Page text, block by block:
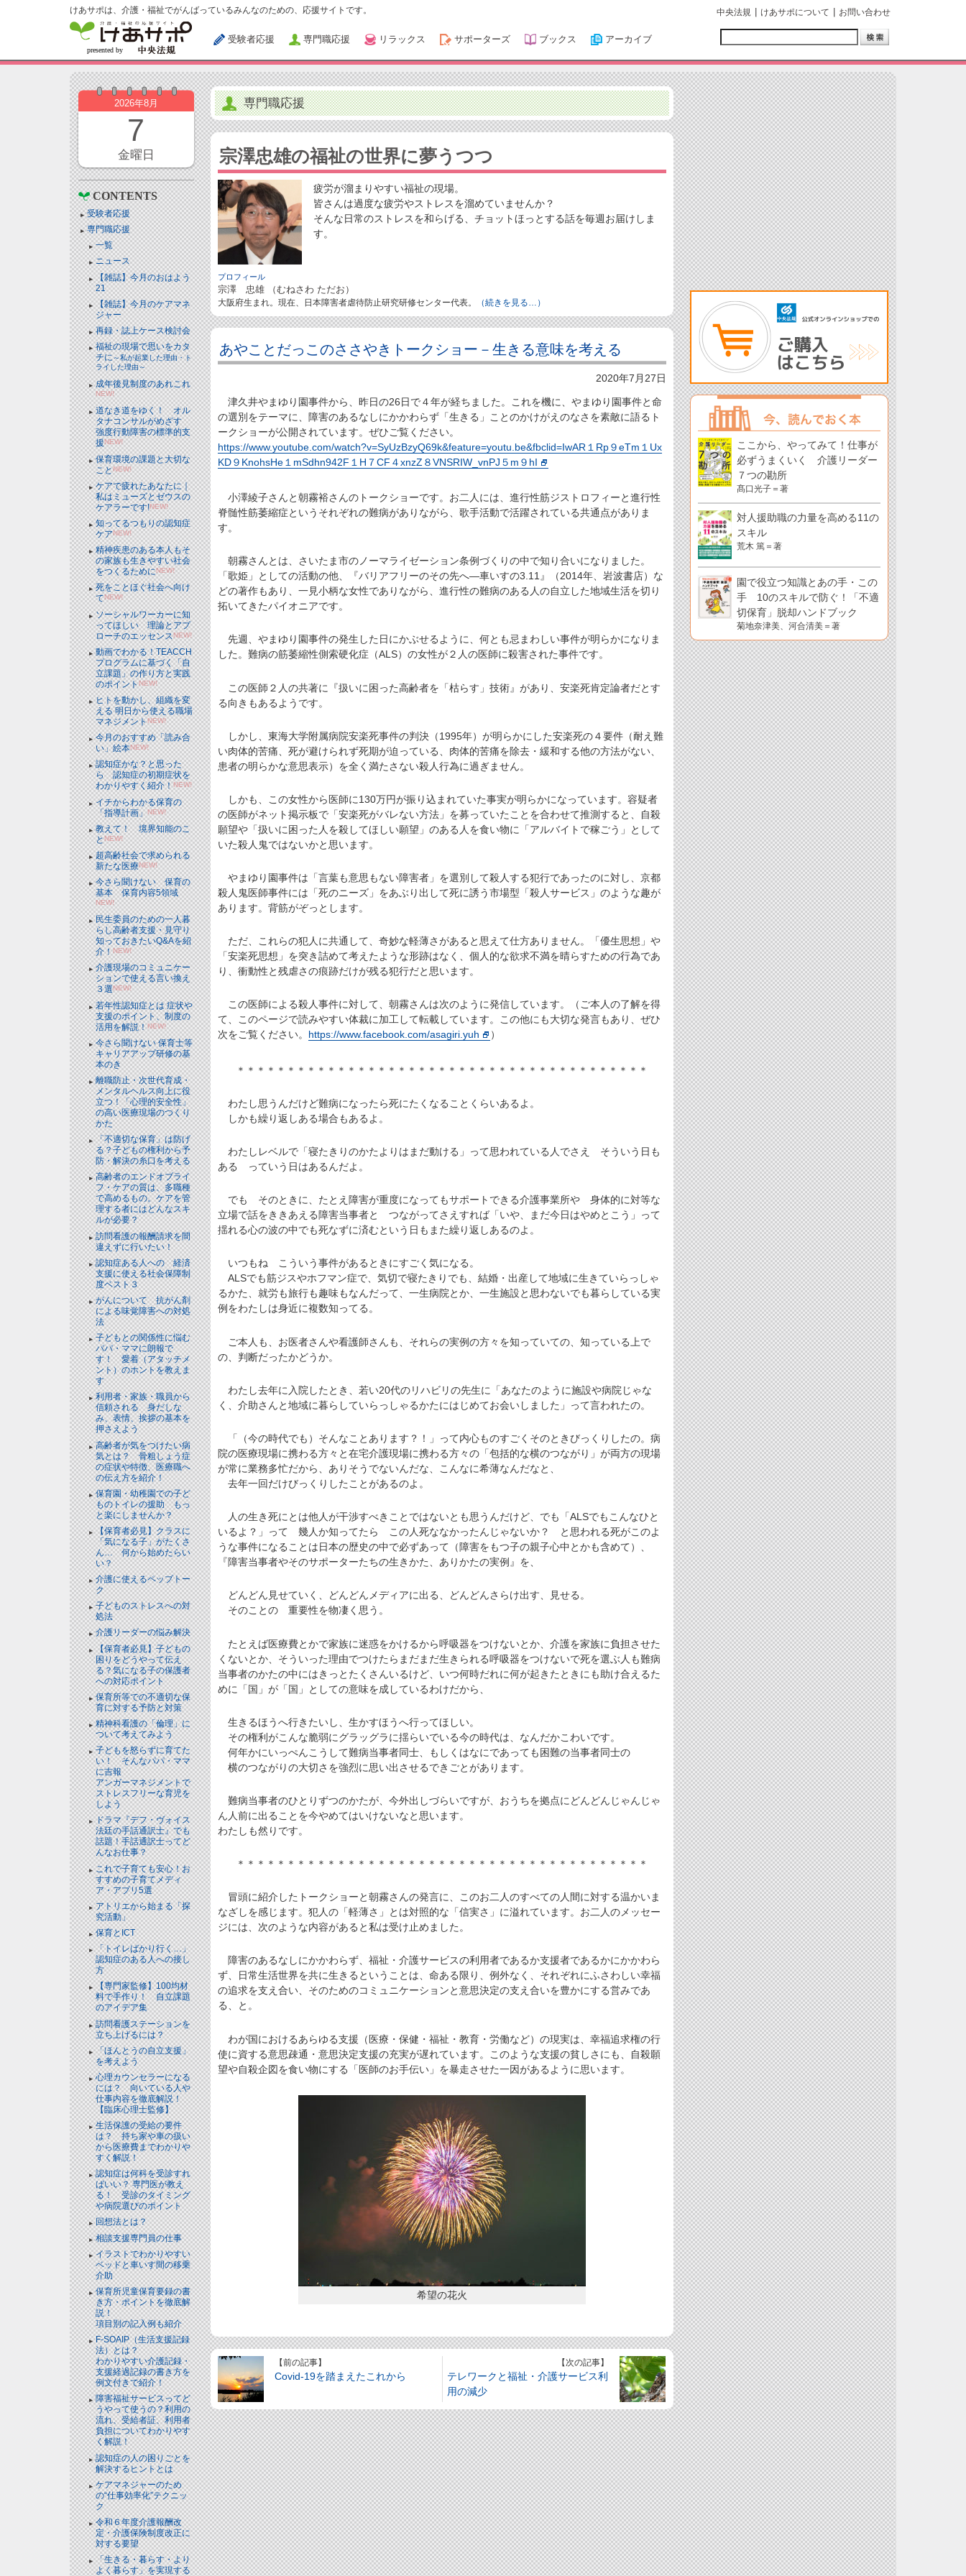
けあサポは、介護・福祉でがんばっているみんなのための、応援サイトです。
受験者応援 専門職応援 リラックス サポーターズ ブックス アーカイブ
中央法規 けあサポについて お問い合わせ
2026年8月
7
金曜日
CONTENTS
受験者応援
専門職応援
一覧
ニュース
【雑誌】今月のおはよう
21
【雑誌】今月のケアマネ
ジャー
再録・誌上ケース検討会
福祉の現場で思いをカタ
チに～私が起業した理由・ト
ライした理由～
成年後見制度のあれこれ
NEW!
道なき道をゆく！ オル
タナコンサルがめざす
強度行動障害の標準的支
援NEW!
保育環境の課題と大切な
ことNEW!
ケアで疲れたあなたに｜
私はミューズとゼウスの
ケアラーです!NEW!
知ってるつもりの認知症
ケアNEW!
精神疾患のある本人もそ
の家族も生きやすい社会
をつくるためにNEW!
死をことほぐ社会へ向け
てNEW!
ソーシャルワーカーに知
ってほしい 理論とアプ
ローチのエッセンスNEW!
動画でわかる！TEACCH
プログラムに基づく「自
立課題」の作り方と実践
のポイントNEW!
ヒトを動かし、組織を変
える 明日から使える職場
マネジメントNEW!
今月のおすすめ「読み合
い」絵本NEW!
認知症かな？と思った
ら 認知症の初期症状を
わかりやすく紹介！NEW!
イチからわかる保育の
「指導計画」NEW!
教えて！ 境界知能のこ
とNEW!
超高齢社会で求められる
新たな医療NEW!
今さら聞けない 保育の
基本 保育内容5領域
NEW!
民生委員のための一人暮
らし高齢者支援・見守り
知っておきたいQ&Aを紹
介！NEW!
介護現場のコミュニケー
ションで使える言い換え
３選NEW!
若年性認知症とは 症状や
支援のポイント、制度の
活用を解説！NEW!
今さら聞けない 保育士等
キャリアアップ研修の基
本のき
離職防止・次世代育成・
メンタルヘルス向上に役
立つ！「心理的安全性」
の高い医療現場のつくり
かた
「不適切な保育」は防げ
る？子どもの権利から予
防・解決の糸口を考える
高齢者のエンドオブライ
フ・ケアの質は、多職種
で高めるもの。ケアを管
理する者にはどんなスキ
ルが必要？
訪問看護の報酬請求を間
違えずに行いたい！
認知症ある人への 経済
支援に使える社会保障制
度ベスト３
がんについて 抗がん剤
による味覚障害への対処
法
子どもとの関係性に悩む
パパ・ママに朗報で
す！ 愛着（アタッチメ
ント）のホントを教えま
す
利用者・家族・職員から
信頼される 身だしな
み、表情、挨拶の基本を
押さえよう
高齢者が気をつけたい病
気とは？ 骨粗しょう症
の症状や特徴、医療職へ
の伝え方を紹介！
保育園・幼稚園での子ど
ものトイレの援助 もっ
と楽にしませんか？
【保育者必見】クラスに
「気になる子」がたくさ
ん… 何から始めたらい
い？
介護に使えるペップトー
ク
子どものストレスへの対
処法
介護リーダーの悩み解決
【保育者必見】子どもの
困りをどうやって伝え
る？気になる子の保護者
への対応ポイント
保育所等での不適切な保
育に対する予防と対策
精神科看護の「倫理」に
ついて考えてみよう
子どもを怒らずに育てた
い！ そんなパパ・ママ
に吉報
アンガーマネジメントで
ストレスフリーな育児を
しよう
ドラマ『デフ・ヴォイス
法廷の手話通訳士』でも
話題！手話通訳士ってど
んなお仕事？
これで子育ても安心！お
すすめの子育てメディ
ア・アプリ5選
アトリエから始まる「探
究活動」
保育とICT
「トイレばかり行く…」
認知症のある人への接し
方
【専門家監修】100均材
料で手作り！ 自立課題
のアイデア集
訪問看護ステーションを
立ち上げるには？
「ほんとうの自立支援」
を考えよう
心理カウンセラーになる
には？ 向いている人や
仕事内容を徹底解説！
【臨床心理士監修】
生活保護の受給の要件
は？ 持ち家や車の扱い
から医療費までわかりや
すく解説！
認知症は何科を受診すれ
ばいい？ 専門医が教え
る！ 受診のタイミング
や病院選びのポイント
回想法とは？
相談支援専門員の仕事
イラストでわかりやすい
ベッドと⾞いす間の移乗
介助
保育所児童保育要録の書
き方・ポイントを徹底解
説！
項目別の記入例も紹介
F-SOAIP（生活支援記録
法）とは？
わかりやすい介護記録・
支援経過記録の書き方を
例文付きで紹介！
障害福祉サービスってど
うやって使うの？利用の
流れ、受給者証、利用者
負担についてわかりやす
く解説！
認知症の人の困りごとを
解決するヒントとは
ケアマネジャーのため
の“仕事効率化”テクニッ
ク
令和６年度介護報酬改
定・介護保険制度改正に
対する要望
「生きる・暮らす・より
よく暮らす」を実現する
専門職応援
宗澤忠雄の福祉の世界に夢うつつ
疲労が溜まりやすい福祉の現場。
皆さんは過度な疲労やストレスを溜めていませんか？
そんな日常のストレスを和らげる、チョットほっとする話を毎週お届けしま
す。
プロフィール
宗澤 忠雄 （むねさわ ただお）
大阪府生まれ。現在、日本障害者虐待防止研究研修センター代表。 （続きを見る…）
あやことだっこのささやきトークショー－生きる意味を考える
2020年7月27日
津久井やまゆり園事件から、昨日の26日で４年が経ちました。これを機に、やまゆり園事件と命
の選別をテーマに、障害のあるなしにかかわらず「生きる」ことのかけがえのなさを素敵に語るト
ークショーが公開されています。ぜひご覧ください。
https://www.youtube.com/watch?v=SyUzBzyQ69k&feature=youtu.be&fbclid=IwAR１Rp９eTm１Ux
KD９KnohsHe１mSdhn942F１H７CF４xnzZ８VNSRIW_vnPJ５m９hI
小澤綾子さんと朝霧裕さんのトークショーです。お二人には、進行性筋ジストロフィーと進行性
脊髄性筋萎縮症というそれぞれの難病がありながら、歌手活動で活躍されている共通点がありま
す。
朝霧さんとは、さいたま市のノーマライゼーション条例づくりの中で知り合いになりました。
「歌姫」としての活動の他、『バリアフリーのその先へ―車いすの3.11』（2014年、岩波書店）な
どの著作もあり、一見小柄な女性でありながら、進行性の難病のある人の自立した地域生活を切り
拓いてきたパイオニアです。
先週、やまゆり園事件の発生した日にかぶせるように、何とも忌まわしい事件が明らかになりま
した。難病の筋萎縮性側索硬化症（ALS）の女性が２人の医師に殺害された事件です。
この医師２人の共著に『扱いに困った高齢者を「枯らす」技術』があり、安楽死肯定論者だとす
る向きもあるようです。
しかし、東海大学附属病院安楽死事件の判決（1995年）が明らかにした安楽死の４要件（耐え難
い肉体的苦痛、死が避けられず死期が迫っている、肉体的苦痛を除去・緩和する他の方法がない、
患者の明らかな意思表示）を全く満たさない殺人行為に過ぎません。
しかも、この女性から医師に130万円が振り込まれていた事実が明らかになっています。容疑者
の医師がネット掲示板で「安楽死がバレない方法」を募っていたことを合わせて推測すると、自殺
願望や「扱いに困った人を殺してほしい願望」のある人を食い物に「アルバイトで稼ごう」として
いた殺人鬼ではないかと思います。
やまゆり園事件は「言葉も意思もない障害者」を選別して殺人する犯行であったのに対し、京都
殺人鬼医師事件には「死のニーズ」をあぶり出して死に誘う市場型「殺人サービス」のような趣が
あります。背筋がぞっとします。
ただ、これらの犯人に共通して、奇妙な軽薄さがあると思えて仕方ありません。「優生思想」や
「安楽死思想」を突き詰めて考えたような形跡はなく、個人的な欲求不満を晴らすための行為であ
り、衝動性と残虐さの痕跡だけが残る犯行だと思います。
この医師による殺人事件に対して、朝霧さんは次のように発信しています。（ご本人の了解を得
て、このページで読みやすい体裁に加工して転載しています。この他にも大切な発言もあり、ぜひ
次をご覧ください。 https://www.facebook.com/asagiri.yuh ）
＊＊＊＊＊＊＊＊＊＊＊＊＊＊＊＊＊＊＊＊＊＊＊＊＊＊＊＊＊＊＊＊＊＊＊＊＊＊＊＊＊
わたし思うんだけど難病になったら死にたくなることくらいあるよ。
しかも繰り返しある場合もあるよ。
わたしレベルで「寝たきりのかたよりはまだ動ける」って思われている人でさえ そういう日も
ある っていう日はあるんだよ。
でも そのときに、たとえ障害が重度になってもサポートできる介護事業所や 身体的に対等な
立場で話をききあえる障害当事者と つながってさえすれば「いや、まだ今日はやめとこう」って
揺れる心の波の中でも死なずに済むという日もまた繰り返しあるのよ。
いつもね こういう事件があるときにすごく気になる。
ALSでも筋ジスやホフマン症で、気切で寝たきりでも、結婚・出産して地域に生きていらっしゃ
るかた、就労も旅行も趣味もなんだって、一生病院とか、一生施設と思わないでも暮らしている実
例をわたしは身近に複数知ってる。
ご本人も、お医者さんや看護師さんも、それらの実例の方々を知っていての、知っている上で
の、判断だったかどうか。
わたし去年に入院したとき、若い20代のリハビリの先生に「あなたのように施設や病院じゃな
く、介助さんと地域に暮らしていらっしゃるかたにはじめてお会いしました」って言われたの。
「（今の時代でも）そんなことあります？！」って内心ものすごくそのときびっくりしたの。病
院の医療現場に携わる方々と在宅介護現場に携わる方々の「包括的な横のつながり」が両方の現場
が常に業務多忙だから、ありそうでないんだな、こんなに希薄なんだなと、
去年一回だけびっくりしたことがあるのよ。
人の生き死にとは他人が干渉すべきことではないとも思うんだけど、でも「ALSでもこんなひと
いるよ？」って 幾人か知ってたら この人死ななかったんじゃないか？ と思われる死がこのよ
うな事件になることは日本の歴史の中で必ずあって（障害をもつ子の親子心中とかも含めて）、
『障害当事者やそのサポーターたちの生きかた、ありかたの実例』を、
どんどん見せていく、どんどんメディアに出る、どんどんさらけ出す、見せる。
そのことの 重要性を物凄く思う。
たとえば医療費とかで家族に迷惑をかけるから呼吸器をつけないとか、介護を家族に負担させた
くないとか、そういった理由でつけたらまだまだ生きられる呼吸器をつけないで死を選ぶ人も難病
当事者のかたの中にはきっとたくさんいるけど、いつ何時だれに何が起きたときにも助け合えるた
めに「国」が「国」としての意味を成しているわけだから、
生きるほうへ行きたいし、生かすほうへ行ってほしい。
その権利がこんな脆弱にグラッグラに揺らいでいる今の時代は、なんだかこわいです。
何年かにいっぺんこうして難病当事者同士、もしくはなにであっても困難の当事者同士の
横のつながりの大切さを強烈に思い出させるできごとがあります。
難病当事者のひとりずつのかたが、今外出しづらいですが、おうちを拠点にどんどんじゃんじゃ
ん人前に出ることを今やめてはいけないなと思います。
わたしも然りです。
＊＊＊＊＊＊＊＊＊＊＊＊＊＊＊＊＊＊＊＊＊＊＊＊＊＊＊＊＊＊＊＊＊＊＊＊＊＊＊＊＊
冒頭に紹介したトークショーと朝霧さんの発言に、このお二人のすべての人間に対する温かいま
なざしを感じます。犯人の「軽薄さ」とは対照的な「信実さ」に溢れています。お二人のメッセー
ジには、次のような内容があると私は受け止めました。
障害のあるなしにかかわらず、福祉・介護サービスの利用者であるか支援者であるかにかかわら
ず、日常生活世界を共に生きるということは、命ある限り、例外なく、それぞれにふさわしい幸福
の追求を支え合い、そのためのコミュニケーションと意思決定の支え合いを豊かにする営みであ
る、と。
わが国におけるあらゆる支援（医療・保健・福祉・教育・労働など）の現実は、幸福追求権の行
使に資する意思疎通・意思決定支援の充実が遅れています。このような支援の貧しさにも、自殺願
望や自殺企図を食い物にする「医師のお手伝い」を暴走させた一因があるように思います。
希望の花火
【前の記事】
Covid-19を踏まえたこれから
【次の記事】
テレワークと福祉・介護サービス利
用の減少
ここから、やってみて！仕事が
必ずうまくいく 介護リーダー
７つの勘所
髙口光子＝著
対人援助職の力量を高める11の
スキル
荒木 篤＝著
園で役立つ知識とあの手・この
手 10のスキルで防ぐ！「不適
切保育」脱却ハンドブック
菊地奈津美、河合清美＝著